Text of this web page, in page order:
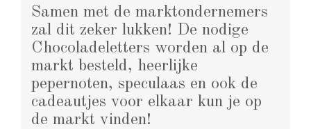
Samen met de marktondernemers
zal dit zeker lukken! De nodige
Chocoladeletters worden al op de
markt besteld, heerlijke
pepernoten, speculaas en ook de
cadeautjes voor elkaar kun je op
de markt vinden!